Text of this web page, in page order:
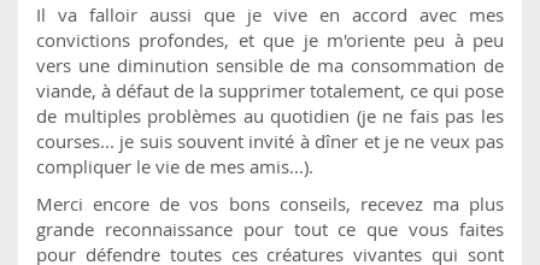
Il va falloir aussi que je vive en accord avec mes
convictions profondes, et que je m'oriente peu à peu
vers une diminution sensible de ma consommation de
viande, à défaut de la supprimer totalement, ce qui pose
de multiples problèmes au quotidien (je ne fais pas les
courses... je suis souvent invité à dîner et je ne veux pas
compliquer le vie de mes amis...).
Merci encore de vos bons conseils, recevez ma plus
grande reconnaissance pour tout ce que vous faites
pour défendre toutes ces créatures vivantes qui sont